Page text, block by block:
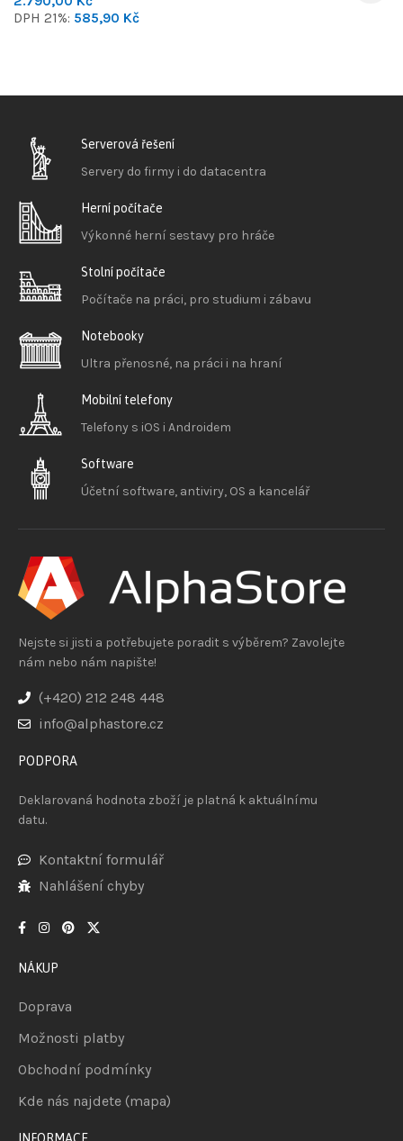
DPH 21%: 585,90 Kč
Serverová řešení
Servery do firmy i do datacentra
Herní počítače
Výkonné herní sestavy pro hráče
Stolní počítače
Počítače na práci, pro studium i zábavu
Notebooky
Ultra přenosné, na práci i na hraní
Mobilní telefony
Telefony s iOS i Androidem
Software
Účetní software, antiviry, OS a kancelář
Nejste si jisti a potřebujete poradit s výběrem? Zavolejte
nám nebo nám napište!
(+420) 212 248 448
info@alphastore.cz
PODPORA
Deklarovaná hodnota zboží je platná k aktuálnímu
datu.
Kontaktní formulář
Nahlášení chyby
NÁKUP
Doprava
Možnosti platby
Obchodní podmínky
Kde nás najdete (mapa)